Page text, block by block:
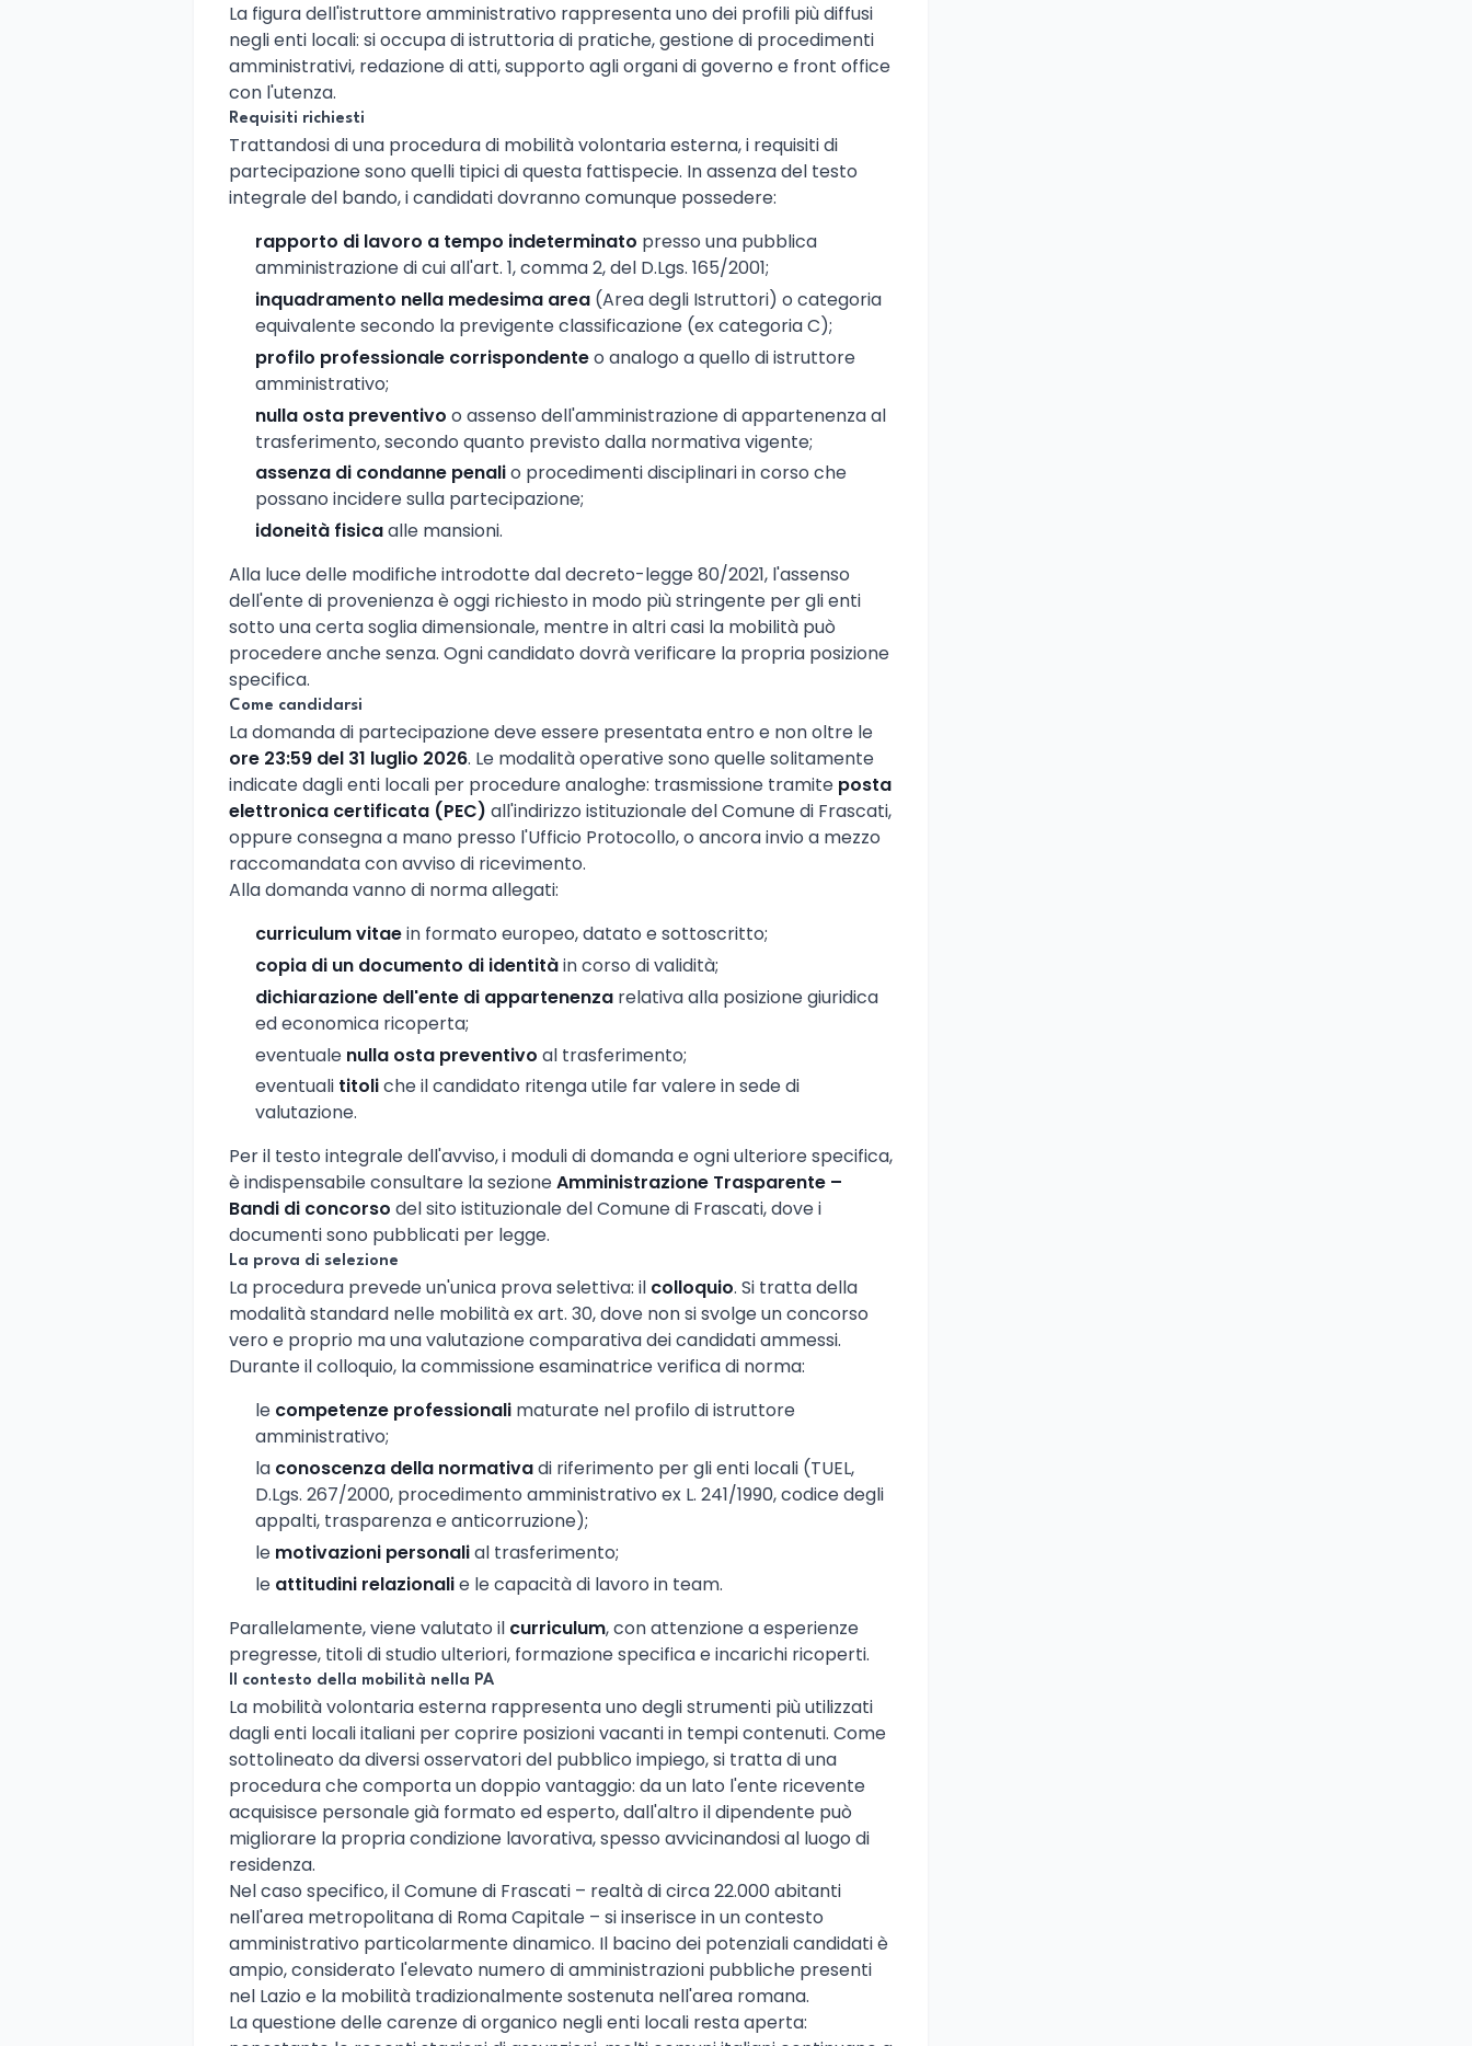
La figura dell'istruttore amministrativo rappresenta uno dei profili più diffusi
negli enti locali: si occupa di istruttoria di pratiche, gestione di procedimenti
amministrativi, redazione di atti, supporto agli organi di governo e front office
con l'utenza.
Requisiti richiesti
Trattandosi di una procedura di mobilità volontaria esterna, i requisiti di
partecipazione sono quelli tipici di questa fattispecie. In assenza del testo
integrale del bando, i candidati dovranno comunque possedere:
rapporto di lavoro a tempo indeterminato presso una pubblica
amministrazione di cui all'art. 1, comma 2, del D.Lgs. 165/2001;
inquadramento nella medesima area (Area degli Istruttori) o categoria
equivalente secondo la previgente classificazione (ex categoria C);
profilo professionale corrispondenteo analogo a quello di istruttore
amministrativo;
nulla osta preventivo o assenso dell'amministrazione di appartenenza al
trasferimento, secondo quanto previsto dalla normativa vigente;
assenza di condanne penalio procedimenti disciplinari in corso che
possano incidere sulla partecipazione;
idoneità fisicaalle mansioni.
Alla luce delle modifiche introdotte dal decreto-legge 80/2021, l'assenso
dell'ente di provenienza è oggi richiesto in modo più stringente per gli enti
sotto una certa soglia dimensionale, mentre in altri casi la mobilità può
procedere anche senza. Ogni candidato dovrà verificare la propria posizione
specifica.
Come candidarsi
La domanda di partecipazione deve essere presentata entro e non oltre le
ore 23:59 del 31 luglio 2026. Le modalità operative sono quelle solitamente
indicate dagli enti locali per procedure analoghe: trasmissione tramite posta
elettronica certificata (PEC) all'indirizzo istituzionale del Comune di Frascati,
oppure consegna a mano presso l'Ufficio Protocollo, o ancora invio a mezzo
raccomandata con avviso di ricevimento.
Alla domanda vanno di norma allegati:
curriculum vitaein formato europeo, datato e sottoscritto;
copia di un documento di identitàin corso di validità;
dichiarazione dell'ente di appartenenza relativa alla posizione giuridica
ed economica ricoperta;
eventuale nulla osta preventivo al trasferimento;
eventuali titoliche il candidato ritenga utile far valere in sede di
valutazione.
Per il testo integrale dell'avviso, i moduli di domanda e ogni ulteriore specifica,
è indispensabile consultare la sezioneAmministrazione Trasparente –
Bandi di concorso del sito istituzionale del Comune di Frascati, dove i
documenti sono pubblicati per legge.
La prova di selezione
La procedura prevede un'unica prova selettiva: il colloquio. Si tratta della
modalità standard nelle mobilità ex art. 30, dove non si svolge un concorso
vero e proprio ma una valutazione comparativa dei candidati ammessi.
Durante il colloquio, la commissione esaminatrice verifica di norma:
le competenze professionali maturate nel profilo di istruttore
amministrativo;
la conoscenza della normativadi riferimento per gli enti locali (TUEL,
D.Lgs. 267/2000, procedimento amministrativo ex L. 241/1990, codice degli
appalti, trasparenza e anticorruzione);
le motivazioni personalial trasferimento;
le attitudini relazionalie le capacità di lavoro in team.
Parallelamente, viene valutato il curriculum, con attenzione a esperienze
pregresse, titoli di studio ulteriori, formazione specifica e incarichi ricoperti.
Il contesto della mobilità nella PA
La mobilità volontaria esterna rappresenta uno degli strumenti più utilizzati
dagli enti locali italiani per coprire posizioni vacanti in tempi contenuti. Come
sottolineato da diversi osservatori del pubblico impiego, si tratta di una
procedura che comporta un doppio vantaggio: da un lato l'ente ricevente
acquisisce personale già formato ed esperto, dall'altro il dipendente può
migliorare la propria condizione lavorativa, spesso avvicinandosi al luogo di
residenza.
Nel caso specifico, il Comune di Frascati – realtà di circa 22.000 abitanti
nell'area metropolitana di Roma Capitale – si inserisce in un contesto
amministrativo particolarmente dinamico. Il bacino dei potenziali candidati è
ampio, considerato l'elevato numero di amministrazioni pubbliche presenti
nel Lazio e la mobilità tradizionalmente sostenuta nell'area romana.
La questione delle carenze di organico negli enti locali resta aperta: